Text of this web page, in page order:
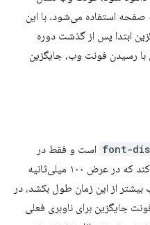
استفاده می‌شود. با این
ابتدا پس از گذشت دوره
فونت وب، جایگزین
font- است و فقط در
صورتی از منبع فونت وب استفاده می‌کند که در عرض ۱۰۰ میلی‌ثانیه
از این زمان طول بکشد، در
برای ناوبری فعلی